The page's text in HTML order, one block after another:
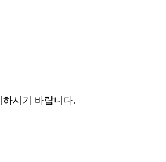
시기 바랍니다.